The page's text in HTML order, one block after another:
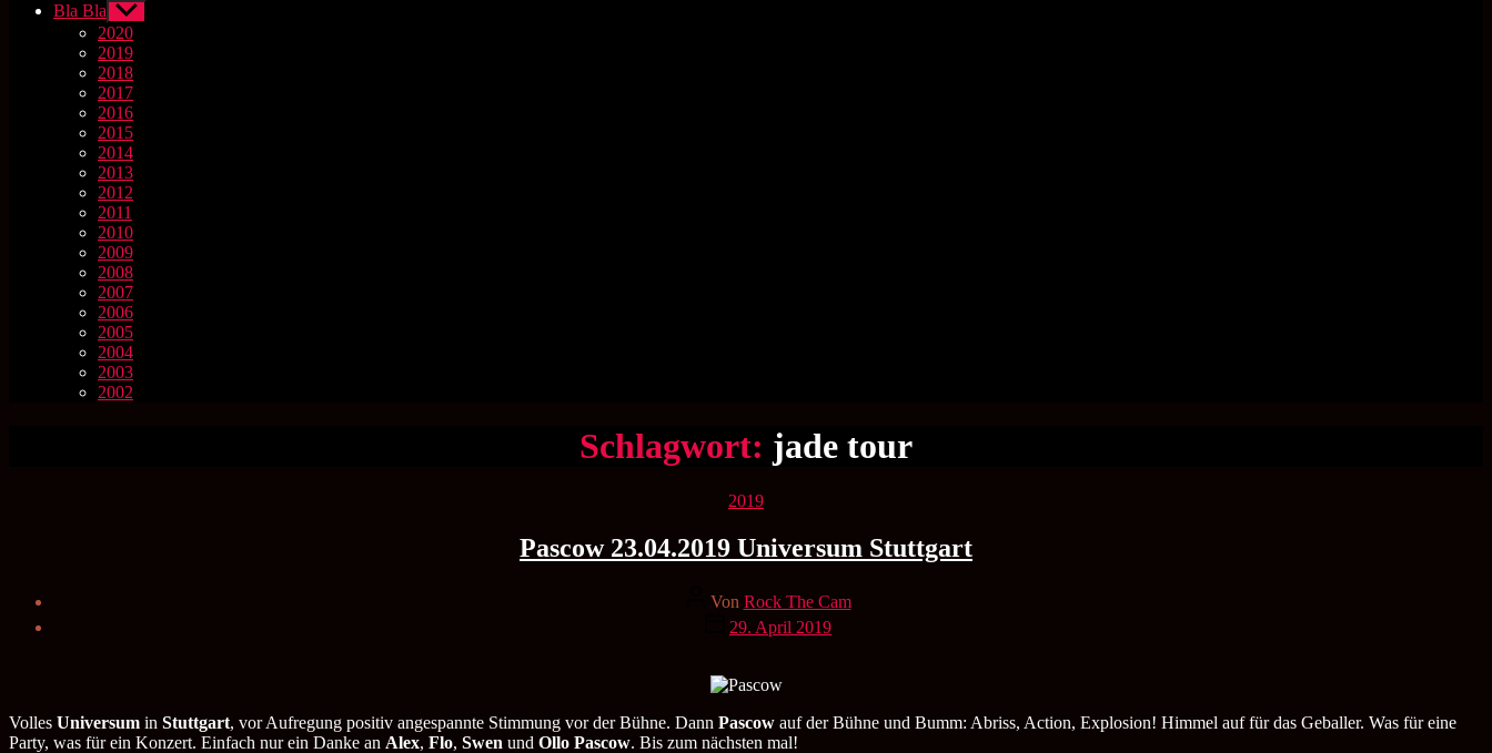
Bla Bla Untermenü
anzeigen
2020
2019
2018
2017
2016
2015
2014
2013
2012
2011
2010
2009
2008
2007
2006
2005
2004
2003
2002
Schlagwort: jade tour
Kategorien
2019
Pascow 23.04.2019 Universum Stuttgart
Beitragsautor
Von Rock The Cam
Veröffentlichungsdatum
29. April 2019
Volles Universum in Stuttgart, vor Aufregung positiv angespannte Stimmung vor der Bühne. Dann Pascow auf der Bühne und Bumm: Abriss, Action, Explosion! Himmel auf für das Geballer. Was für eine
Party, was für ein Konzert. Einfach nur ein Danke an Alex, Flo, Swen und Ollo Pascow. Bis zum nächsten mal!